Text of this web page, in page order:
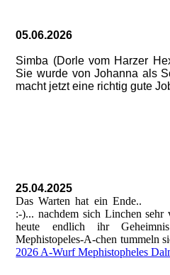
05.06.2026
Simba (Dorle vom Harzer
Sie wurde von Johanna als
macht jetzt eine richtig gute
25.04.2025
Das Warten hat ein Ende..
:-)... nachdem sich Linchen sehr
heute endlich ihr
Mephistopeles-A-chen tummeln
2026 A-Wurf Mephistopheles